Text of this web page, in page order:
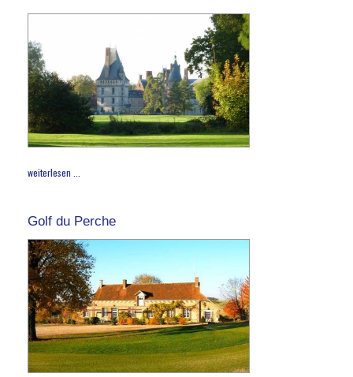
weiterlesen ...
Golf du Perche